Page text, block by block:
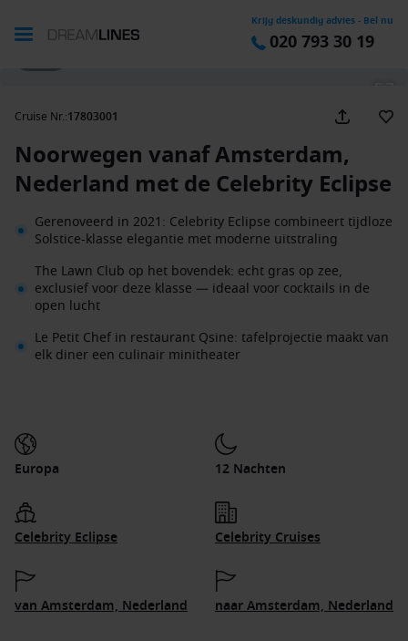
Krijg deskundig advies - Bel nu
020 793 30 19
Cruise Nr.:17803001
Noorwegen vanaf Amsterdam,
Nederland met de Celebrity Eclipse
Gerenoveerd in 2021: Celebrity Eclipse combineert tijdloze
Solstice-klasse elegantie met moderne uitstraling
The Lawn Club op het bovendek: echt gras op zee,
exclusief voor deze klasse — ideaal voor cocktails in de
open lucht
Le Petit Chef in restaurant Qsine: tafelprojectie maakt van
elk diner een culinair minitheater
Europa 12 Nachten
Celebrity Eclipse Celebrity Cruises
van Amsterdam, Nederland naar Amsterdam, Nederland